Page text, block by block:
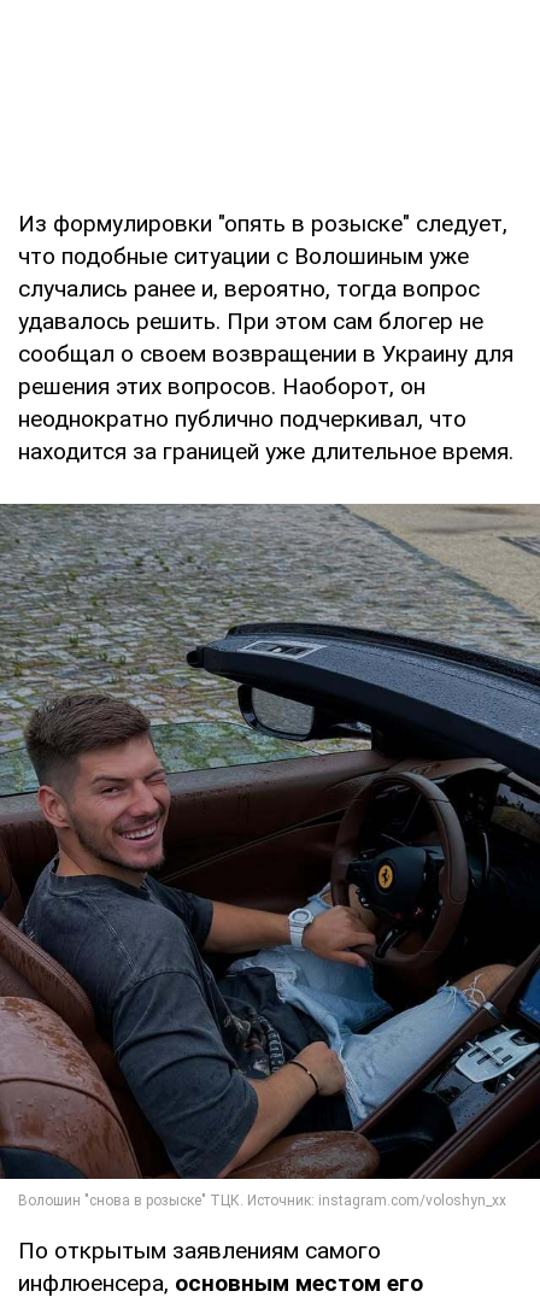
Из формулировки "опять в розыске" следует,
что подобные ситуации с Волошиным уже
случались ранее и, вероятно, тогда вопрос
удавалось решить. При этом сам блогер не
сообщал о своем возвращении в Украину для
решения этих вопросов. Наоборот, он
неоднократно публично подчеркивал, что
находится за границей уже длительное время.
По открытым заявлениям самого
инфлюенсера, основным местом его